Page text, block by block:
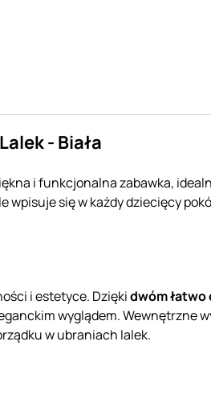
- Biała
i funkcjonalna zabawka,
się w każdy dziecięcy
i estetyce. Dziękidwóm
wyglądem. Wewnętrzne
w ubraniach lalek.